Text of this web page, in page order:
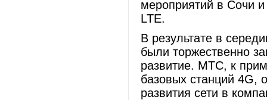
мероприятий в Сочи
LTE.
В результате в
были торжественно
развитие. МТС, к
базовых станций 4G,
развития сети в